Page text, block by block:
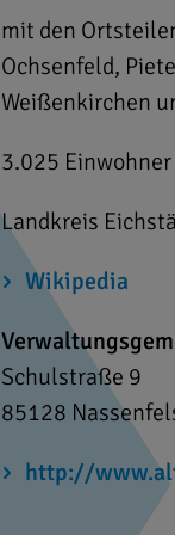
mit den
Ochsenfeld,
Weißenkirchen
3.025
Landkreis
Wikipedia
Schulstraße 9
85128
http://